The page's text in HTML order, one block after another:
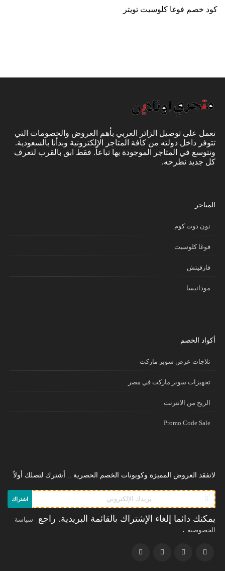
كود خصم فوغا كلوسيت تويتر
نعمل على توصيل الزائر العربي بأهم العروض والخصومات التي
تتوفر داخل دولته من كافة المتاجر الإلكترونية وبدأنا بالسعودية.
ونتوسع في المتاجر الموجودة بها تباعاً. فقط ابق بالقرب لتعرف
كل جديد نطرحه.
المتاجر
نون دوت كوم
فوغا كلوسيت
فارفيتش
مودانيسا
أكواد الخصم
ثلاجات عرض سوبر ماركت
تجهيزات سوبر ماركت في مصر
الريح من الانترنت
Promo Code Sale
لاتفقد العروض المميزة وكوبونات الخصم الحصرية .. أشترك لتصلك أولاً
اشتراك
يمكنك دائما إلغاء الإشتراك بالقائمة البريدية. راجع
سياسة
الخصوصية .